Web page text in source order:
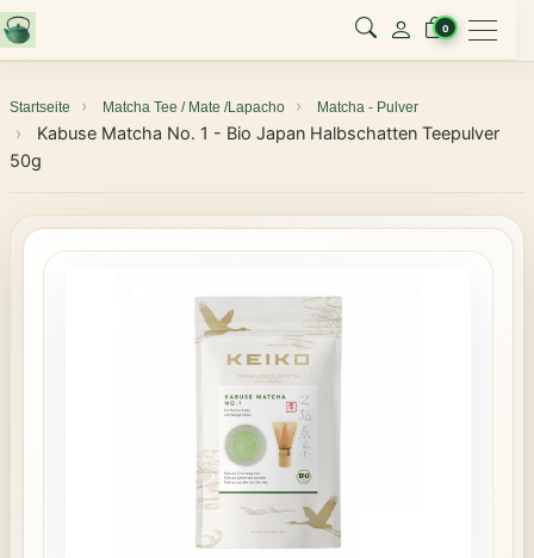
0 Menu
Startseite Matcha Tee / Mate /Lapacho Matcha - Pulver
Kabuse Matcha No. 1 - Bio Japan Halbschatten Teepulver
50g